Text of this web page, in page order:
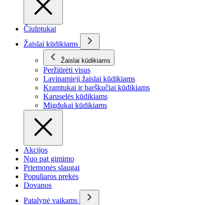
Čiulptukai
Žaislai kūdikiams
Žaislai kūdikiams
Peržiūrėti visus
Lavinamieji žaislai kūdikiams
Kramtukai ir barškučiai kūdikiams
Karuselės kūdikiams
Migdukai kūdikiams
Akcijos
Nuo pat gimimo
Priemonės slaugai
Populiaros prekės
Dovanos
Patalynė vaikams